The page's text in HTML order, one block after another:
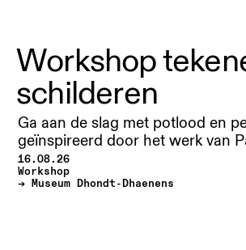
Workshop
schilderen
Ga aan de slag met potlood en
geïnspireerd door het werk van
16.08.26
Workshop
Museum Dhondt-Dhaenens